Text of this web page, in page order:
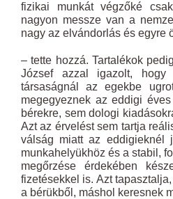
fizikai munkát végzőké
nagyon messze van a
nagy az elvándorlás és egyre
– tette hozzá. Tartalékok
József azzal igazolt, hogy
társaságnál az egekbe
megegyeznek az eddigi
bérekre, sem dologi
Azt az érvelést sem tartja
válság miatt az eddigieknél
munkahelyükhöz és a stabil,
megőrzése érdekében
fizetésekkel is. Azt
a bérükből, máshol keresnek